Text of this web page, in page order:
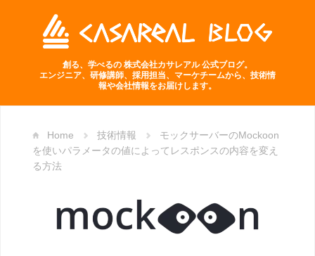
創る、学べるの 株式会社カサレアル 公式ブログ。
エンジニア、研修講師、採用担当、マーケチームから、技術情
報や会社情報をお届けします。
Home 技術情報
モックサーバーのMockoon
を使いパラメータの値によってレスポンスの内容を変え
る方法